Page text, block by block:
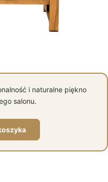
i naturalne piękno
salonu.